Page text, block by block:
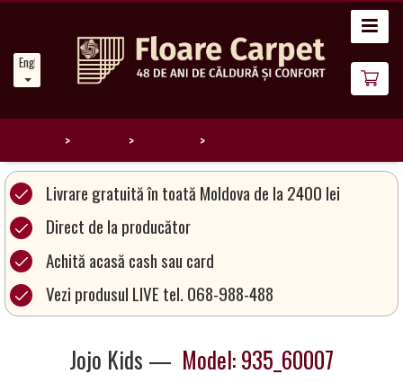
English
News
Our
Carpets
Carpet
Magic
&
Livrare gratuită în toată Moldova de la 2400 lei
Direct de la producător
Achită acasă cash sau card
Vezi produsul LIVE tel. 068-988-488
Jojo Kids — Model: 935_60007